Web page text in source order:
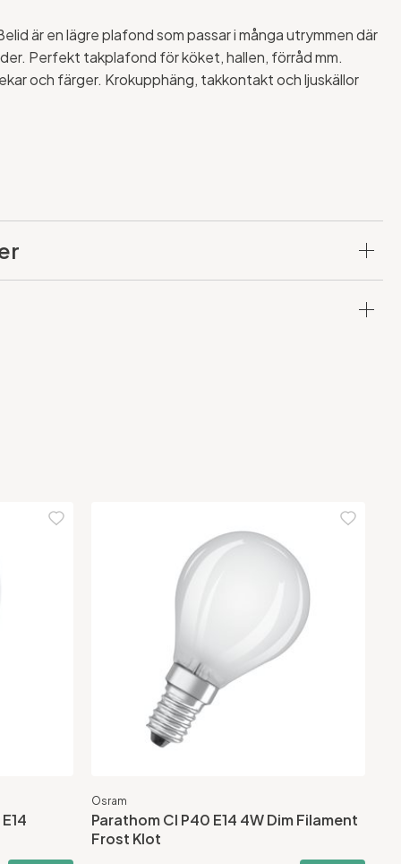
är en lägre plafond som passar i många utrymmen där
Perfekt takplafond för köket, hallen, förråd mm.
och färger. Krokupphäng, takkontakt och ljuskällor
Osram
Parathom Cl P40 E14 4W Dim Filament
Frost Klot